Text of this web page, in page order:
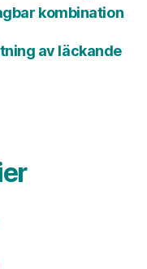
kombination
av läckande